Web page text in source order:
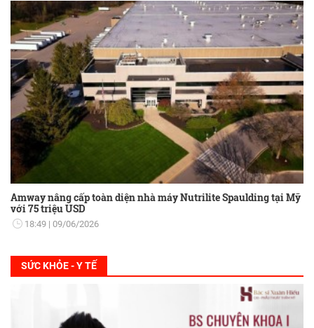
Amway nâng cấp toàn diện nhà máy Nutrilite Spaulding tại Mỹ
với 75 triệu USD
18:49 09/06/2026
SỨC KHỎE - Y TẾ